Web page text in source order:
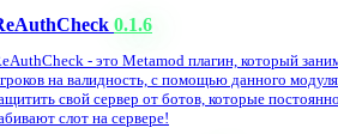
0.1.6
- это Metamod плагин, который
на валидность, с помощью данного
свой сервер от ботов, которые
слот на сервере!